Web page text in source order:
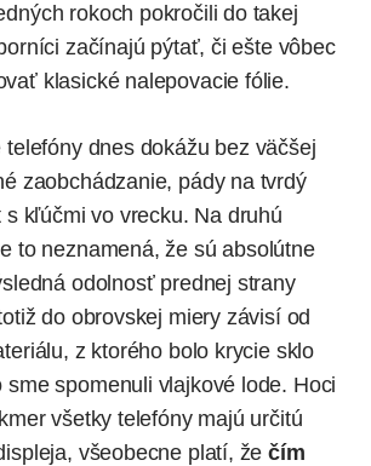
rokoch pokročili do takej
začínajú pýtať, či ešte vôbec
klasické nalepovacie fólie.
telefóny dnes dokážu bez väčšej
zaobchádzanie, pády na tvrdý
s kľúčmi vo vrecku. Na druhú
to neznamená, že sú absolútne
odolnosť prednej strany
do obrovskej miery závisí od
z ktorého bolo krycie sklo
sme spomenuli vlajkové lode. Hoci
všetky telefóny majú určitú
všeobecne platí, žečím